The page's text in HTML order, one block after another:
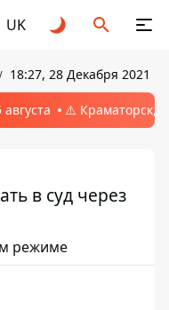
UK
18:27, 28 Декабря 2021
⚠️ Краматорск,
в суд через
режиме